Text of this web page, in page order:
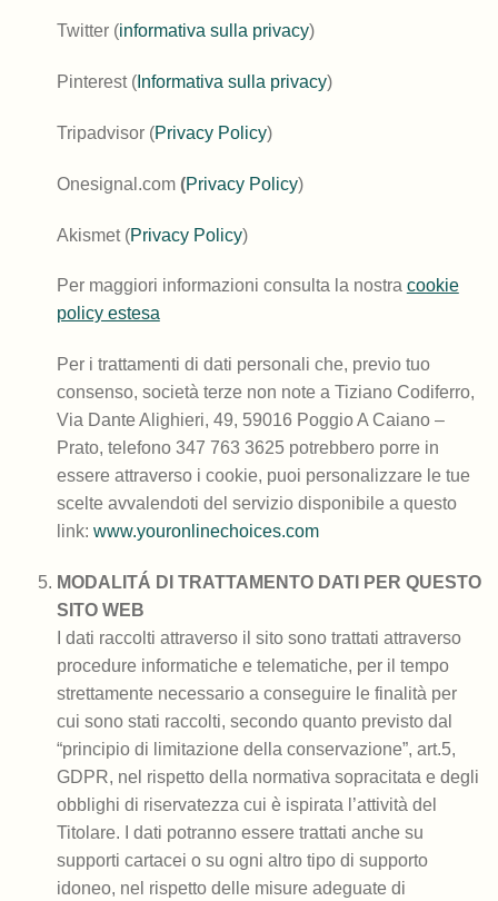
Twitter (informativa sulla privacy)
Pinterest (Informativa sulla privacy)
Tripadvisor (Privacy Policy)
Onesignal.com(Privacy Policy)
Akismet (Privacy Policy)
Per maggiori informazioni consulta la nostra cookie
policy estesa
Per i trattamenti di dati personali che, previo tuo
consenso, società terze non note a Tiziano Codiferro,
Via Dante Alighieri, 49, 59016 Poggio A Caiano –
Prato, telefono 347 763 3625 potrebbero porre in
essere attraverso i cookie, puoi personalizzare le tue
scelte avvalendoti del servizio disponibile a questo
link: www.youronlinechoices.com
MODALITÁ DI TRATTAMENTO DATI PER QUESTO
SITO WEB
I dati raccolti attraverso il sito sono trattati attraverso
procedure informatiche e telematiche, per il tempo
strettamente necessario a conseguire le finalità per
cui sono stati raccolti, secondo quanto previsto dal
“principio di limitazione della conservazione”, art.5,
GDPR, nel rispetto della normativa sopracitata e degli
obblighi di riservatezza cui è ispirata l’attività del
Titolare. I dati potranno essere trattati anche su
supporti cartacei o su ogni altro tipo di supporto
idoneo, nel rispetto delle misure adeguate di